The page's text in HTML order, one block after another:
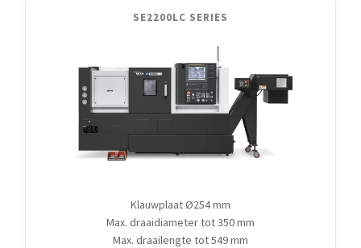
SE2200LC SERIES
Klauwplaat Ø254 mm
Max. draaidiameter tot 350 mm
Max. draailengte tot 549 mm